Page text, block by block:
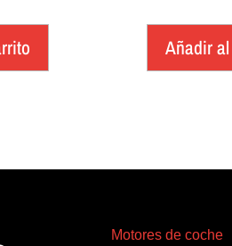
Añadir
Motores de coche